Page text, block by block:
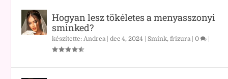
Hogyan lesz tökéletes a menyasszonyi
sminked?
készítette:Andrea |dec 4, 2024 |Smink, frizura |0